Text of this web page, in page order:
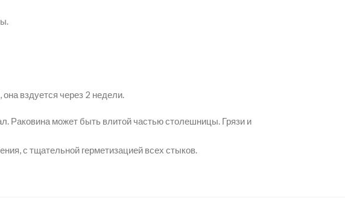
вздуется через 2 недели.
Раковина может быть влитой частью столешницы. Грязи и
с тщательной герметизацией всех стыков.